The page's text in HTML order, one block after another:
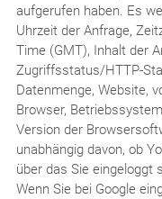
aufgerufen haben. Es
Uhrzeit der Anfrage,
Time (GMT), Inhalt der
Zugriffsstatus/HTTP-
Datenmenge, Website,
Browser,
Version der
unabhängig davon, ob
über das Sie eingeloggt
Wenn Sie bei Google